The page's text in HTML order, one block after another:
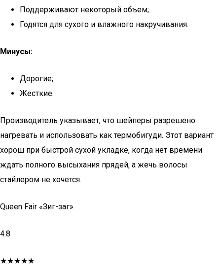
Поддерживают некоторый объем;
Годятся для сухого и влажного накручивания.
Минусы:
Дорогие;
Жесткие.
Производитель указывает, что шейперы разрешено
нагревать и использовать как термобигуди. Этот вариант
хорош при быстрой сухой укладке, когда нет времени
ждать полного высыхания прядей, а жечь волосы
стайлером не хочется.
Queen Fair «Зиг-заг»
4.8
★★★★★